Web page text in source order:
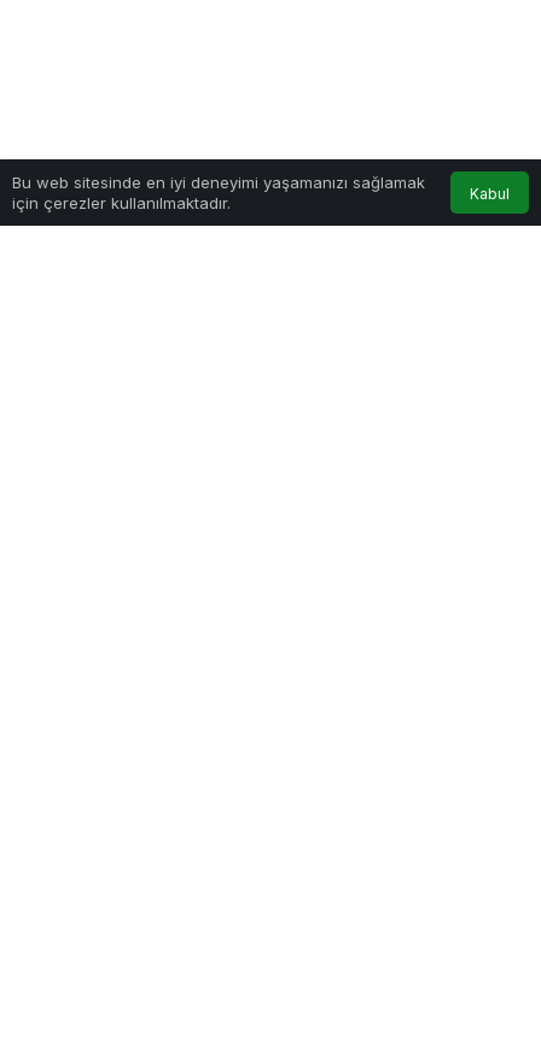
Bu web sitesinde en iyi deneyimi yaşamanızı sağlamak
için çerezler kullanılmaktadır.
Kabul
Anasayfa Akış Bildirimler
0